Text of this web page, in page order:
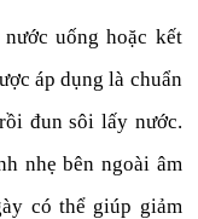
uống hoặc kết
áp dụng là chuẩn
đun sôi lấy nước.
nhẹ bên ngoài âm
có thể giúp giảm